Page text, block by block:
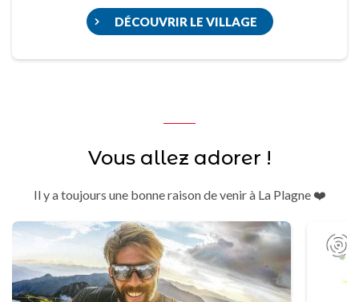
DÉCOUVRIR LE VILLAGE
Vous allez adorer !
Il y a toujours une bonne raison de venir à La Plagne ❤️